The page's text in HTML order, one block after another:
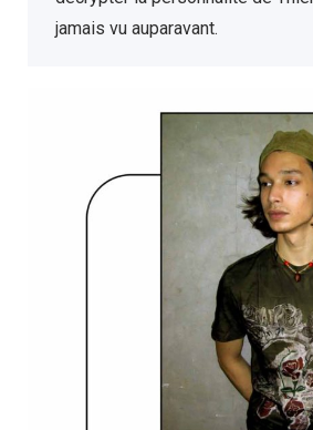
jamais vu auparavant.